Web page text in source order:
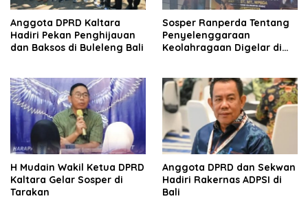
Anggota DPRD Kaltara
Hadiri Pekan Penghijauan
dan Baksos di Buleleng Bali
Sosper Ranperda Tentang
Penyelenggaraan
Keolahragaan Digelar di
H Mudain Wakil Ketua DPRD
Kaltara Gelar Sosper di
Tarakan
Anggota DPRD dan Sekwan
Hadiri Rakernas ADPSI di
Bali